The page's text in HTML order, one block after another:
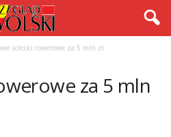
ścieżki rowerowe za 5 mln zł
za 5 mln